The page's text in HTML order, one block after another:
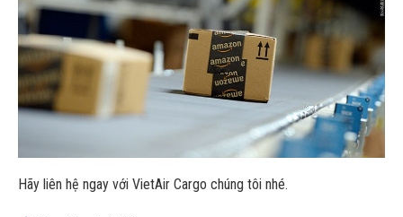
Hãy liên hệ ngay với VietAir Cargo chúng tôi nhé.